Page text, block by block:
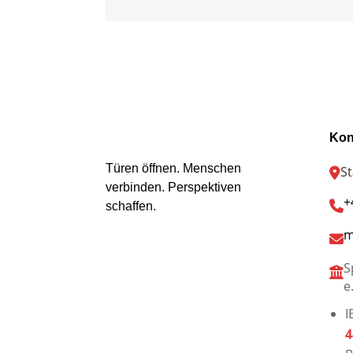
Türen öffnen. Menschen
verbinden. Perspektiven
schaffen.